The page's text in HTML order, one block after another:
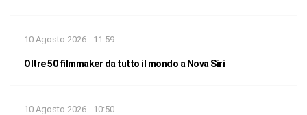
10 Agosto 2026 - 11:59
Oltre 50 filmmaker da tutto il mondo a Nova Siri
10 Agosto 2026 - 10:50